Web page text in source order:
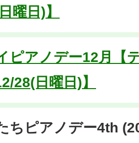
曜日)】
ピアノデー12月【
28(日曜日)】
ちピアノデー4th